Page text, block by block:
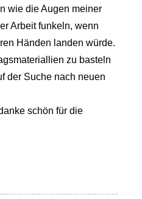
wie die Augen meiner
Arbeit funkeln, wenn
Händen landen würde.
zu basteln
der Suche nach neuen
schön für die